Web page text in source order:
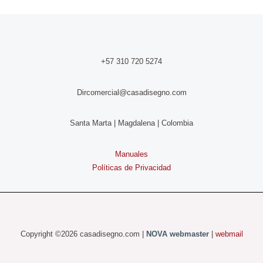
+57 310 720 5274
Dircomercial@casadisegno.com
Santa Marta | Magdalena | Colombia
Manuales
Políticas de Privacidad
Copyright ©2026 casadisegno.com | NOVAwebmaster| webmail